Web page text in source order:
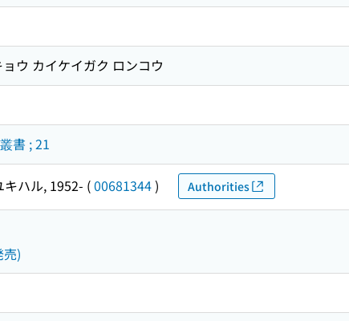
ウ カイケイガク ロンコウ
書 ; 21
キハル, 1952- (00681344) Authorities
)